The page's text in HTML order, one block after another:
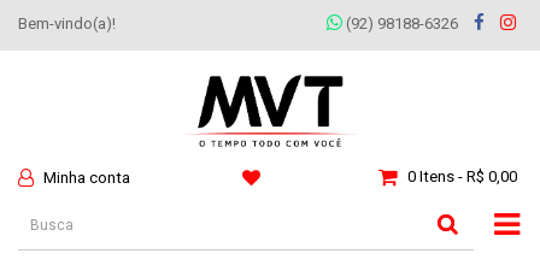
Bem-vindo(a)! (92) 98188-6326
Minha conta 0 Itens - R$ 0,00